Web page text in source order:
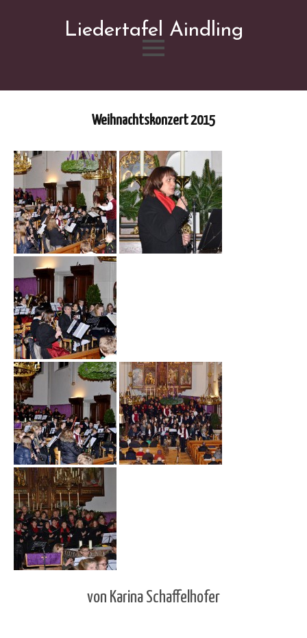
Liedertafel Aindling
to
content
Weihnachtskonzert 2015
von Karina Schaffelhofer